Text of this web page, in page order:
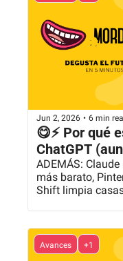
Jun 2, 2026 • 6 min
😋⚡ Por qué
ChatGPT
ADEMÁS:
más barato,
Shift limpia
Avances +1